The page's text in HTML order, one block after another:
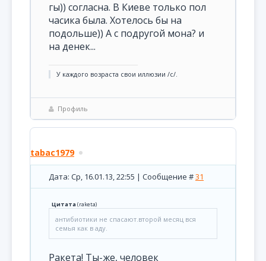
гы)) согласна. В Киеве только пол
часика была. Хотелось бы на
подольше)) А с подругой мона? и
на денек...
У каждого возраста свои иллюзии /с/.
Профиль
tabac1979
Дата: Ср, 16.01.13, 22:55 | Сообщение #31
Цитата(raketa)
антибиотики не спасают.второй месяц вся
семья как в аду.
Ракета! Ты-же, человек